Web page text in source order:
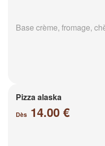
Base crème, fromage,
Pizza alaska
Dès 14.00 €